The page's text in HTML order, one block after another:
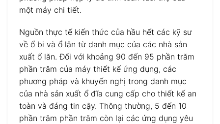
một máy chi tiết.
Nguồn thực tế kiến ​​thức của hầu hết các kỹ sư
về ổ bi và ổ lăn từ danh mục của các nhà sản
xuất ổ lăn.Đối với khoảng 90 đến 95 phần trăm
phần trăm của máy thiết kế ứng dụng, các
phương pháp và khuyến nghị trong danh mục
của nhà sản xuất ổ đĩa cung cấp cho thiết kế an
toàn và đáng tin cậy. Thông thường, 5 đến 10
phần trăm phần trăm còn lại các ứng dụng yêu